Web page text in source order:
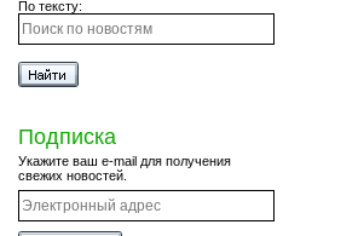
По тексту:
Подписка
Укажите ваш e-mail для получения
свежих новостей.